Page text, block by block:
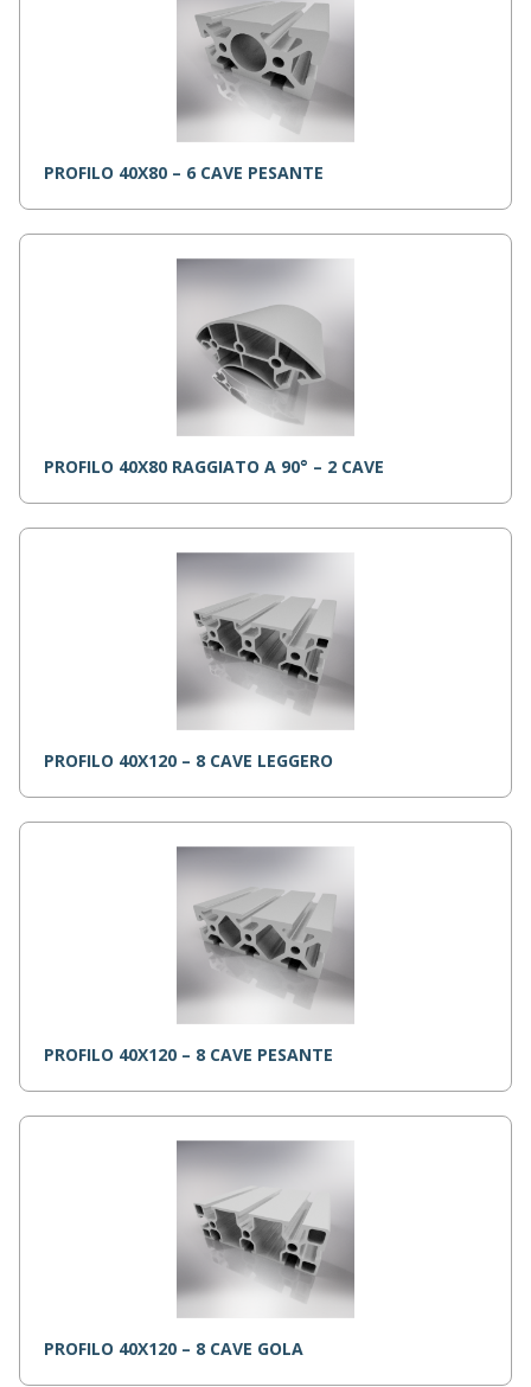
PROFILO 40X80 – 6 CAVE PESANTE
PROFILO 40X80 RAGGIATO A 90° – 2 CAVE
PROFILO 40X120 – 8 CAVE LEGGERO
PROFILO 40X120 – 8 CAVE PESANTE
PROFILO 40X120 – 8 CAVE GOLA